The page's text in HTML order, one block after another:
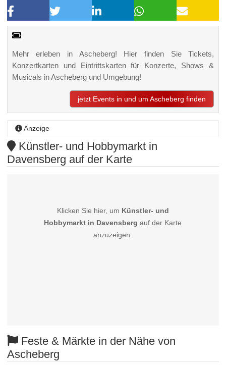
Mehr erleben in Ascheberg! Hier finden Sie Tickets,
Konzertkarten und Eintrittskarten für Konzerte, Shows &
Musicals in Ascheberg und Umgebung!
jetzt Events in und um Ascheberg finden
Anzeige
Künstler- und Hobbymarkt in
Davensberg auf der Karte
Klicken Sie hier, um Künstler- und
Hobbymarkt in Davensberg auf der Karte
anzuzeigen.
Feste & Märkte in der Nähe von
Ascheberg